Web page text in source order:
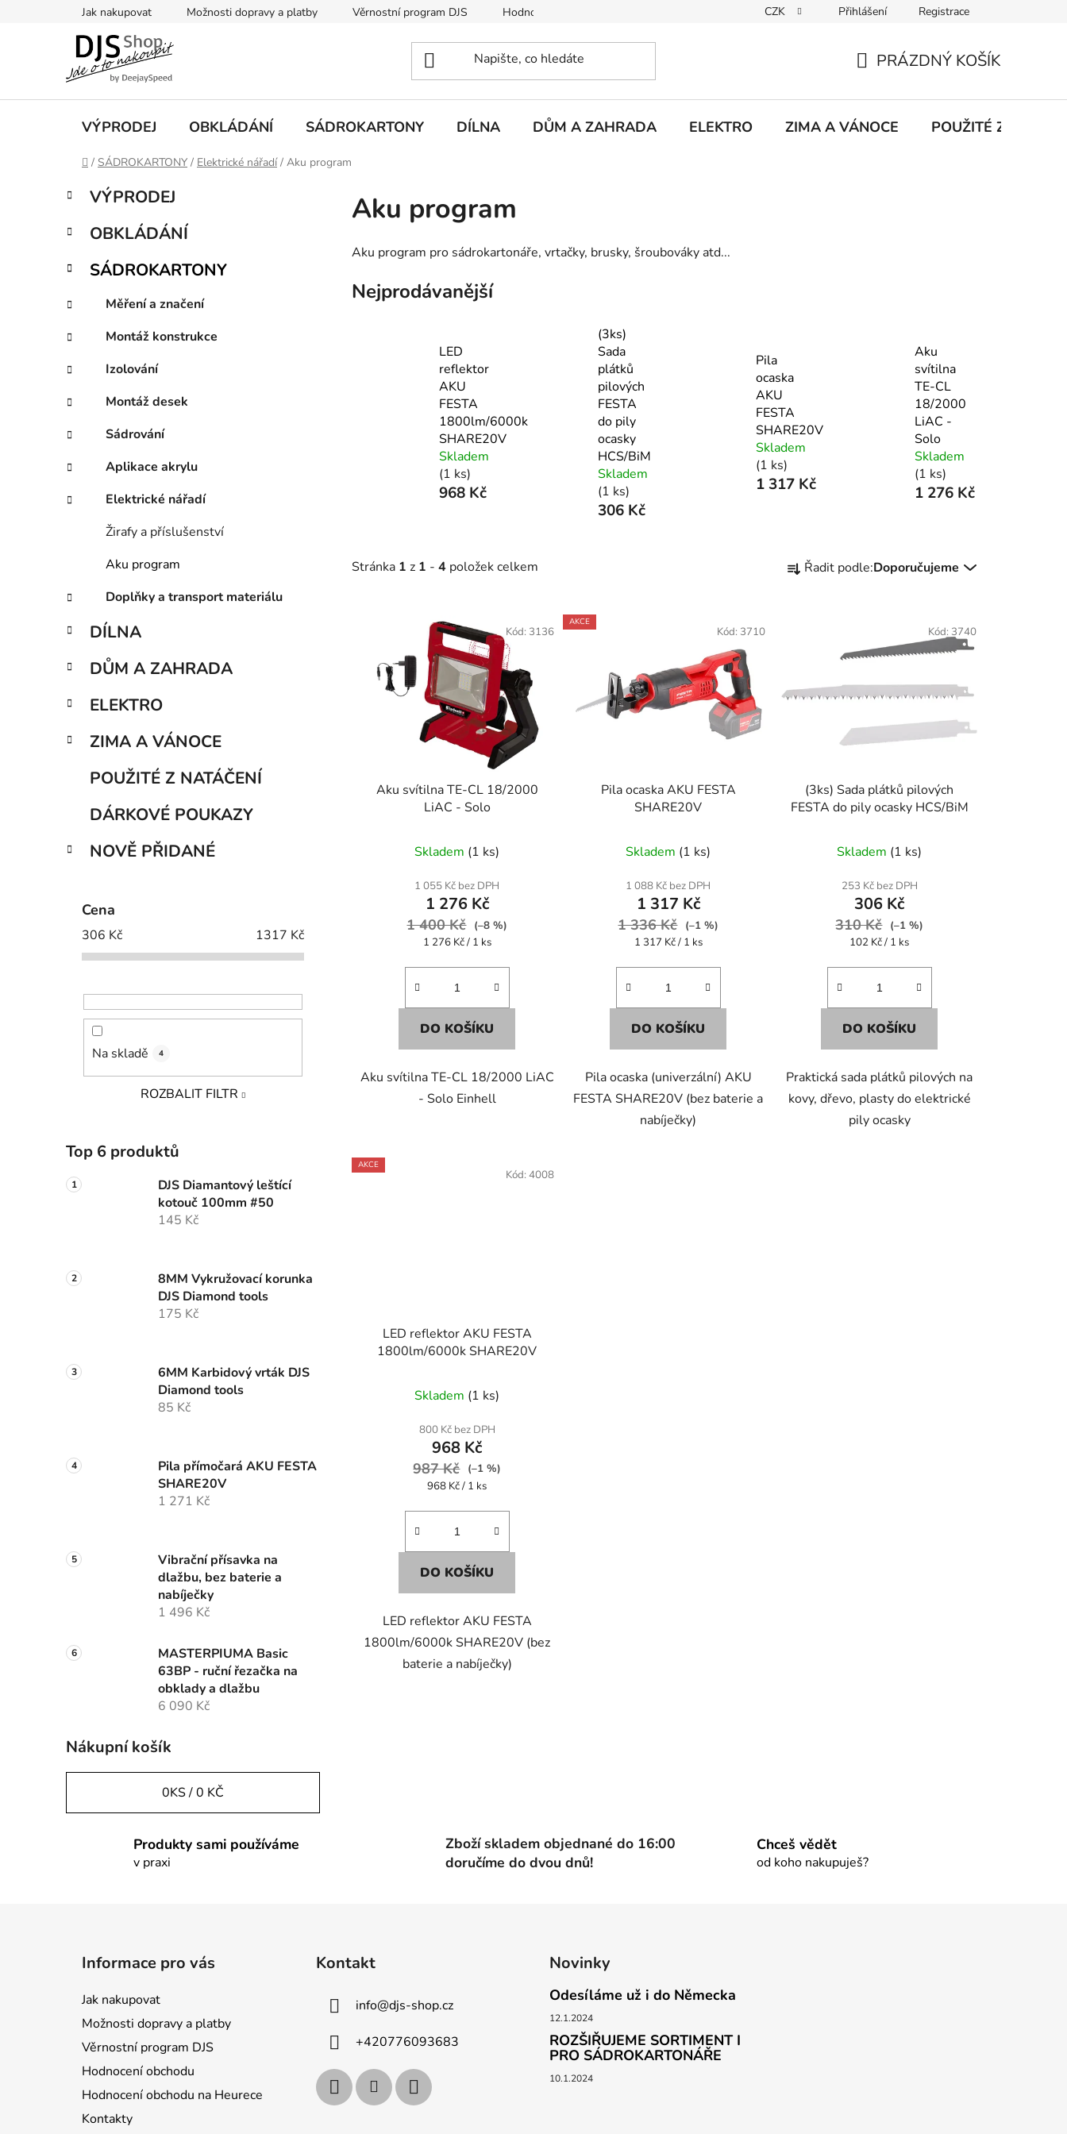
Jak nakupovat Možnosti dopravy a platby Věrnostní program DJS Hodnocení obchodu Hodnocení obchodu na Heurece Kontakty Obchodní podmínky
CZK Přihlášení Registrace
KOŠÍK
PRÁZDNÝ KOŠÍK
VÝPRODEJ OBKLÁDÁNÍ SÁDROKARTONY DÍLNA DŮM A ZAHRADA ELEKTRO ZIMA A VÁNOCE POUŽITÉ Z
Domů
/ SÁDROKARTONY / Elektrické nářadí / Aku program
P
s
r
n
n
p
a
n
e
Přeskočit
kategorie
K
a
e
o
i
VÝPRODEJ
OBKLÁDÁNÍ
SÁDROKARTONY
Měření a značení
Montáž konstrukce
Izolování
Montáž desek
Sádrování
Aplikace akrylu
Elektrické nářadí
Žirafy a příslušenství
Aku program
Doplňky a transport materiálu
DÍLNA
DŮM A ZAHRADA
ELEKTRO
ZIMA A VÁNOCE
POUŽITÉ Z NATÁČENÍ
DÁRKOVÉ POUKAZY
NOVĚ PŘIDANÉ
Cena
306 Kč 1317 Kč
Na skladě 4
ROZBALIT FILTR
Top 6 produktů
DJS Diamantový leštící
kotouč 100mm #50
145 Kč
8MM Vykružovací korunka
DJS Diamond tools
175 Kč
6MM Karbidový vrták DJS
Diamond tools
85 Kč
Pila přímočará AKU FESTA
SHARE20V
1 271 Kč
Vibrační přísavka na
dlažbu, bez baterie a
nabíječky
1 496 Kč
MASTERPIUMA Basic
63BP - ruční řezačka na
obklady a dlažbu
6 090 Kč
Nákupní košík
0KS /0 KČ
Aku program
Aku program pro sádrokartonáře, vrtačky, brusky, šroubováky atd...
Nejprodávanější
LED
reflektor
AKU
FESTA
1800lm/6000k
SHARE20V
Skladem
(1 ks)
968 Kč
(3ks)
Sada
plátků
pilových
FESTA
do pily
ocasky
HCS/BiM
Skladem
(1 ks)
306 Kč
Pila
ocaska
AKU
FESTA
SHARE20V
Skladem
(1 ks)
1 317 Kč
Aku
svítilna
TE-CL
18/2000
LiAC -
Solo
Skladem
(1 ks)
1 276 Kč
Stránka 1 z 1 - 4 položek celkem
a
r
t
Řadit podle:Doporučujeme
Aku svítilna TE-CL 18/2000
LiAC - Solo
Skladem (1 ks)
1 055 Kč bez DPH
1 276 Kč
1 400 Kč (–8 %)
Měrná
1 276 Kč / 1 ks
DO KOŠÍKU
Aku svítilna TE-CL 18/2000 LiAC
- Solo Einhell
Kód: 3136
AKCE
Pila ocaska AKU FESTA
SHARE20V
Skladem (1 ks)
1 088 Kč bez DPH
1 317 Kč
1 336 Kč (–1 %)
Měrná
1 317 Kč / 1 ks
DO KOŠÍKU
Pila ocaska (univerzální) AKU
FESTA SHARE20V (bez baterie a
nabíječky)
Kód: 3710
(3ks) Sada plátků pilových
FESTA do pily ocasky HCS/BiM
Skladem (1 ks)
253 Kč bez DPH
306 Kč
310 Kč (–1 %)
Měrná
102 Kč / 1 ks
DO KOŠÍKU
Praktická sada plátků pilových na
kovy, dřevo, plasty do elektrické
pily ocasky
Kód: 3740
AKCE
LED reflektor AKU FESTA
1800lm/6000k SHARE20V
Skladem (1 ks)
800 Kč bez DPH
968 Kč
987 Kč (–1 %)
Měrná
968 Kč / 1 ks
DO KOŠÍKU
LED reflektor AKU FESTA
1800lm/6000k SHARE20V (bez
baterie a nabíječky)
Kód: 4008
í
i
u
Produkty sami používáme
v praxi
Zboží skladem objednané do 16:00
doručíme do dvou dnů!
Chceš vědět
od koho nakupuješ?
Informace pro vás
Jak nakupovat
Možnosti dopravy a platby
Věrnostní program DJS
Hodnocení obchodu
Hodnocení obchodu na Heurece
Kontakty
Kontakt
info@djs-shop.cz
+420776093683
Novinky
Odesíláme už i do Německa
12.1.2024
ROZŠIŘUJEME SORTIMENT I
PRO SÁDROKARTONÁŘE
10.1.2024